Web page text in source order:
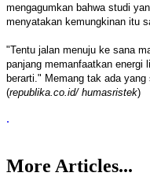
mengagumkan bahwa studi
menyatakan kemungkinan itu
"Tentu jalan menuju ke sana
panjang memanfaatkan energi
berarti." Memang tak ada
(republika.co.id/ humasristek)
.
More Articles...